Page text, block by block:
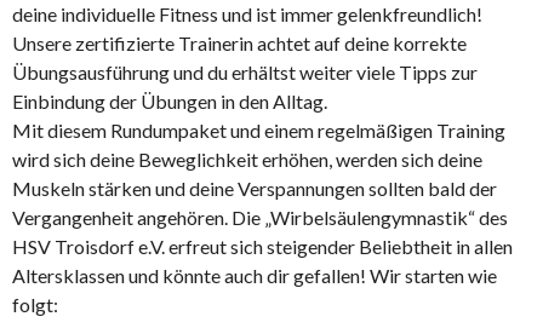
deine individuelle Fitness und ist immer gelenkfreundlich!
Unsere zertifizierte Trainerin achtet auf deine korrekte
Übungsausführung und du erhältst weiter viele Tipps zur
Einbindung der Übungen in den Alltag.
Mit diesem Rundumpaket und einem regelmäßigen Training
wird sich deine Beweglichkeit erhöhen, werden sich deine
Muskeln stärken und deine Verspannungen sollten bald der
Vergangenheit angehören. Die „Wirbelsäulengymnastik“ des
HSV Troisdorf e.V. erfreut sich steigender Beliebtheit in allen
Altersklassen und könnte auch dir gefallen! Wir starten wie
folgt: